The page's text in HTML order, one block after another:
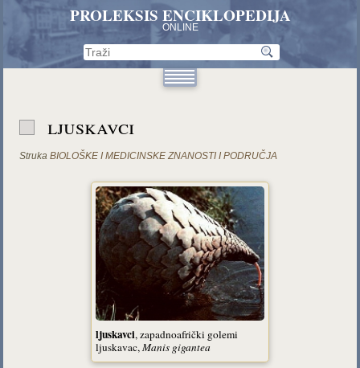
PROLEKSIS ENCIKLOPEDIJA
ONLINE
ljuskavci
Struka BIOLOŠKE I MEDICINSKE ZNANOSTI I PODRUČJA
ljuskavci, zapadnoafrički golemi
ljuskavac,Manis gigantea